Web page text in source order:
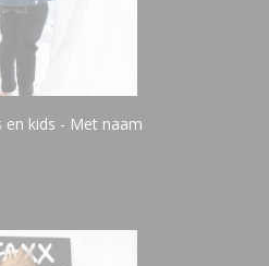
en kids - Met naam